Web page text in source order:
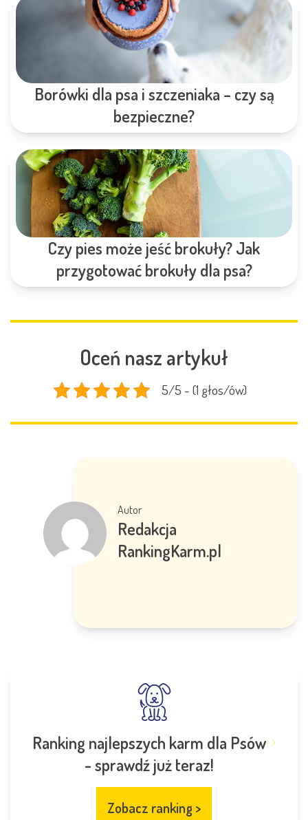
Borówki dla psa i szczeniaka – czy są
bezpieczne?
Czy pies może jeść brokuły? Jak
przygotować brokuły dla psa?
Oceń nasz artykuł
5/5 - (1 głos/ów)
Autor
Redakcja
RankingKarm.pl
Ranking najlepszych karm dla Psów
- sprawdź już teraz!
Zobacz ranking >